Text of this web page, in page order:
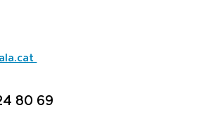
80 69